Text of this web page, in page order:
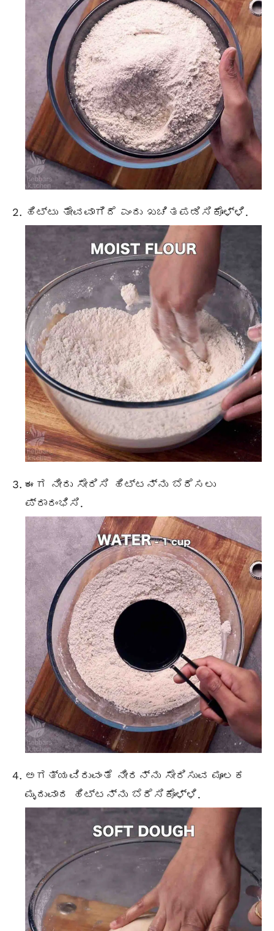
ಹಿಟ್ಟು ತೇವವಾಗಿದೆ ಎಂದು ಖಚಿತಪಡಿಸಿಕೊಳ್ಳಿ.
ಈಗ ನೀರು ಸೇರಿಸಿ ಹಿಟ್ಟನ್ನು ಬೆರೆಸಲು
ಪ್ರಾರಂಭಿಸಿ.
ಅಗತ್ಯವಿರುವಂತೆ ನೀರನ್ನು ಸೇರಿಸುವ ಮೂಲಕ
ಮೃದುವಾದ ಹಿಟ್ಟನ್ನು ಬೆರೆಸಿಕೊಳ್ಳಿ.